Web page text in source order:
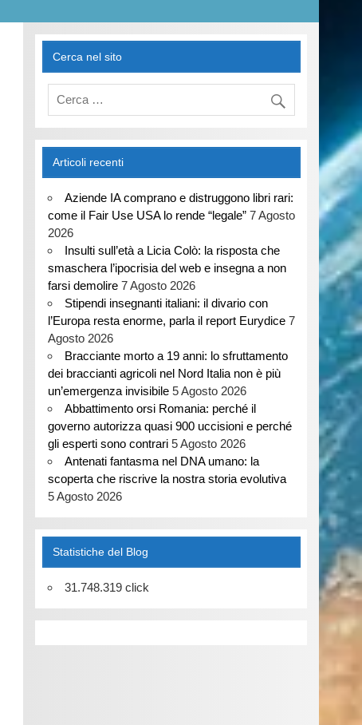
Cerca nel sito
Articoli recenti
Aziende IA comprano e distruggono libri rari:
come il Fair Use USA lo rende “legale” 7 Agosto
2026
Insulti sull’età a Licia Colò: la risposta che
smaschera l’ipocrisia del web e insegna a non
farsi demolire 7 Agosto 2026
Stipendi insegnanti italiani: il divario con
l’Europa resta enorme, parla il report Eurydice 7
Agosto 2026
Bracciante morto a 19 anni: lo sfruttamento
dei braccianti agricoli nel Nord Italia non è più
un’emergenza invisibile 5 Agosto 2026
Abbattimento orsi Romania: perché il
governo autorizza quasi 900 uccisioni e perché
gli esperti sono contrari 5 Agosto 2026
Antenati fantasma nel DNA umano: la
scoperta che riscrive la nostra storia evolutiva
5 Agosto 2026
Statistiche del Blog
31.748.319 click